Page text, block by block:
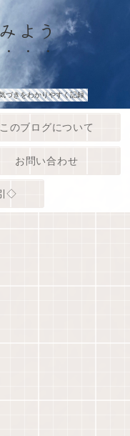
よう
づきをわかりやすく記録
このブログについて
お問い合わせ
◇